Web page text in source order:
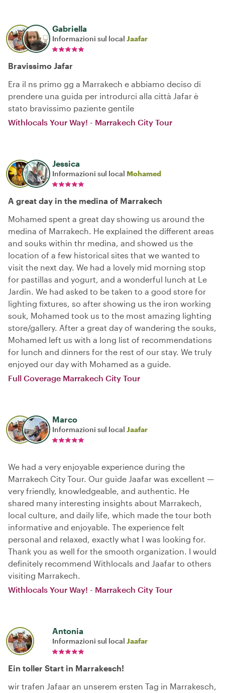
Gabriella
Informazioni sul local Jaafar
Bravissimo Jafar
Era il ns primo gg a Marrakech e abbiamo deciso di
prendere una guida per introdurci alla città Jafar è
stato bravissimo paziente gentile
Withlocals Your Way! - Marrakech City Tour
Jessica
Informazioni sul local Mohamed
A great day in the medina of Marrakech
Mohamed spent a great day showing us around the
medina of Marrakech. He explained the different areas
and souks within thr medina, and showed us the
location of a few historical sites that we wanted to
visit the next day. We had a lovely mid morning stop
for pastillas and yogurt, and a wonderful lunch at Le
Jardin. We had asked to be taken to a good store for
lighting fixtures, so after showing us the iron working
souk, Mohamed took us to the most amazing lighting
store/gallery. After a great day of wandering the souks,
Mohamed left us with a long list of recommendations
for lunch and dinners for the rest of our stay. We truly
enjoyed our day with Mohamed as a guide.
Full Coverage Marrakech City Tour
Marco
Informazioni sul local Jaafar
We had a very enjoyable experience during the
Marrakech City Tour. Our guide Jaafar was excellent —
very friendly, knowledgeable, and authentic. He
shared many interesting insights about Marrakech,
local culture, and daily life, which made the tour both
informative and enjoyable. The experience felt
personal and relaxed, exactly what I was looking for.
Thank you as well for the smooth organization. I would
definitely recommend Withlocals and Jaafar to others
visiting Marrakech.
Withlocals Your Way! - Marrakech City Tour
Antonia
Informazioni sul local Jaafar
Ein toller Start in Marrakesch!
wir trafen Jafaar an unserem ersten Tag in Marrakesch,